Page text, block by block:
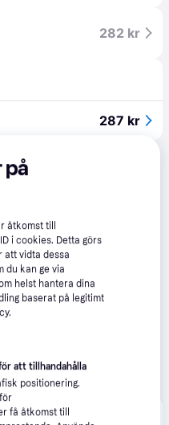
282 kr
287 kr
som valt att inte
på
åtkomst till
i cookies. Detta görs
att vidta dessa
du kan ge via
helst hantera dina
baserat på legitimt
att tillhandahålla
positionering.
få åtkomst till